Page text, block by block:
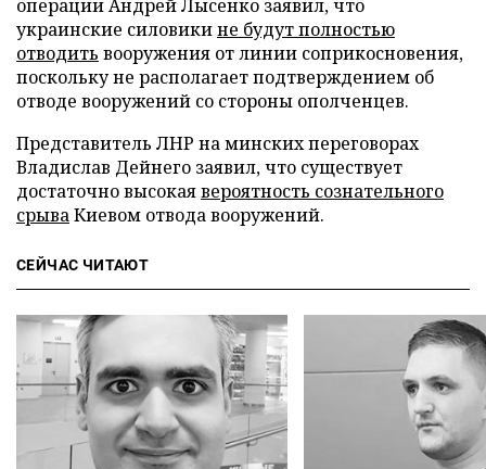
операции Андрей Лысенко заявил, что
украинские силовикине будут полностью
отводить вооружения от линии соприкосновения,
поскольку не располагает подтверждением об
отводе вооружений со стороны ополченцев.
Представитель ЛНР на минских переговорах
Владислав Дейнего заявил, что существует
достаточно высокаявероятность сознательного
срываКиевом отвода вооружений.
СЕЙЧАС ЧИТАЮТ